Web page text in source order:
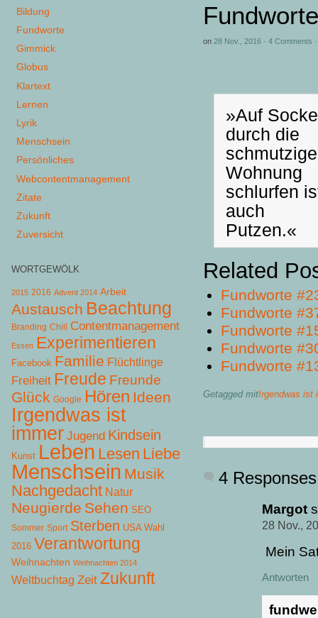
on 28 Nov., 2016 · 4 Comments
»Auf
durch die
schmutzige
Wohnung
schlurfen
auch
Putzen.«
Related
Fundworte
Fundworte
Fundworte
Fundworte
Fundworte
Getagged mitIrgendwas ist
4
Margot
28 Nov.,
Mein
Antworten
Bildung
Fundworte
Gimmick
Globus
Klartext
Lernen
Lyrik
Menschsein
Persönliches
Webcontentmanagement
Zitate
Zukunft
Zuversicht
WORTGEWÖLK
2015 2016 Advent 2014 Arbeit
Austausch Beachtung
Branding Chill Contentmanagement
Essen Experimentieren
Facebook Familie Flüchtlinge
Freiheit Freude Freunde
Glück Google Hören Ideen
Irgendwas ist
immer Jugend Kindsein
Kunst Leben Lesen Liebe
Menschsein Musik
Nachgedacht Natur
Neugierde Sehen SEO
Sommer Sport Sterben USA Wahl
2016 Verantwortung
Weihnachten Weihnachten 2014
Weltbuchtag Zeit Zukunft